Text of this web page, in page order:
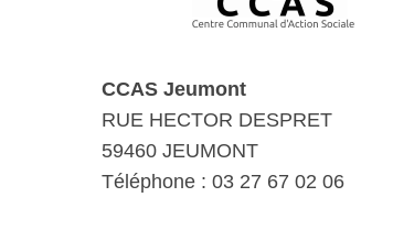
CCAS Jeumont
RUE HECTOR DESPRET
59460 JEUMONT
Téléphone : 03 27 67 02 06